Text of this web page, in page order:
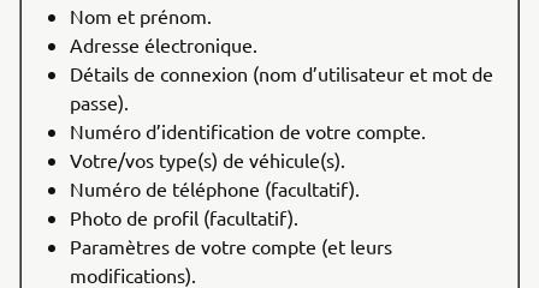
Nom et prénom.
Adresse électronique.
Détails de connexion (nom d’utilisateur et mot de
passe).
Numéro d’identification de votre compte.
Votre/vos type(s) de véhicule(s).
Numéro de téléphone (facultatif).
Photo de profil (facultatif).
Paramètres de votre compte (et leurs
modifications).